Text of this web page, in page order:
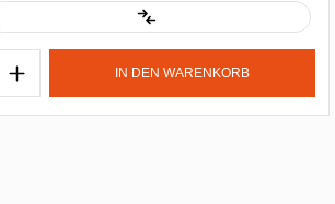
IN DEN WARENKORB